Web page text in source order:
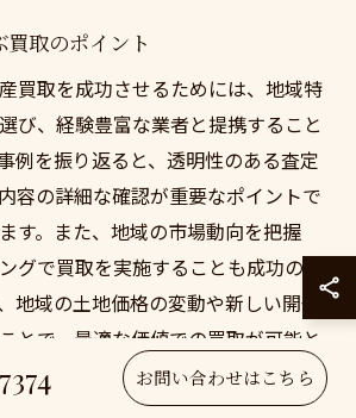
取のポイント
買取を成功させるためには、地域特
び、経験豊富な業者と提携すること
例を振り返ると、透明性のある査定
容の詳細な確認が重要なポイントで
す。また、地域の市場動向を把握
グで買取を実施することも成功の鍵
地域の土地価格の変動や新しい開発
とで、最適な価値での買取が可能と
過去の成功事例から学び、リスクを
を取り入れることで、安心して不動
お問い合わせはこちら